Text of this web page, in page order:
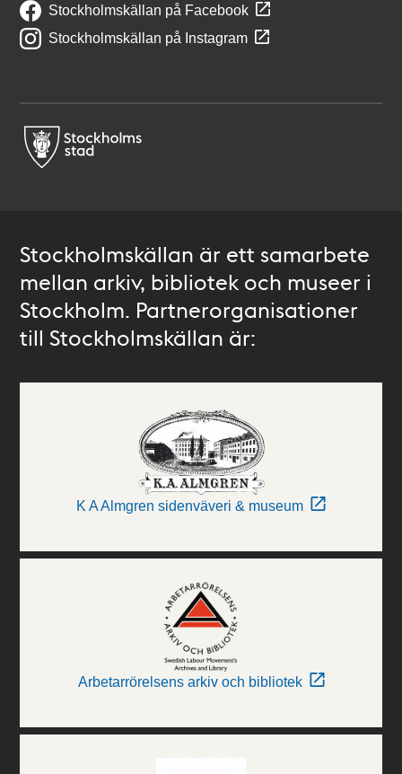
Stockholmskällan på Facebook
Stockholmskällan på Instagram
Stockholmskällan är ett samarbete
mellan arkiv, bibliotek och museer i
Stockholm. Partnerorganisationer
till Stockholmskällan är:
K A Almgren sidenväveri & museum
Arbetarrörelsens arkiv och bibliotek